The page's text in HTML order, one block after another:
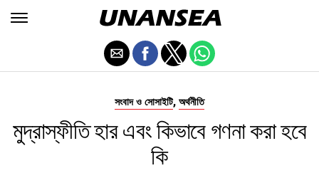
সংবাদ ও সোসাইটি, অর্থনীতি
মুদ্রাস্ফীতি হার এবং কিভাবে গণনা করা হবে
কি